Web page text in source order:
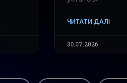
ЧИТАТИ ДАЛІ
30.07.2026